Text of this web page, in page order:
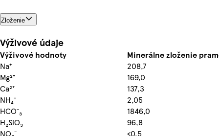
Zloženie
Výživové údaje
Výživové hodnoty
Minerálne zloženie
Na⁺
208,7
Mg²⁺
169,0
Ca²⁺
137,3
NH₄⁺
2,05
HCO⁻₃
1846,0
H₂SiO₃
96,8
NO₃⁻
<0,5